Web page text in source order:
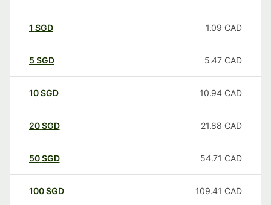
1 SGD 1.09 CAD
5 SGD 5.47 CAD
10SGD 10.94 CAD
20SGD 21.88 CAD
50SGD 54.71 CAD
100SGD 109.41 CAD